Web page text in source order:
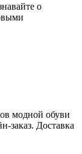
о
модной обуви
заказ. Доставка